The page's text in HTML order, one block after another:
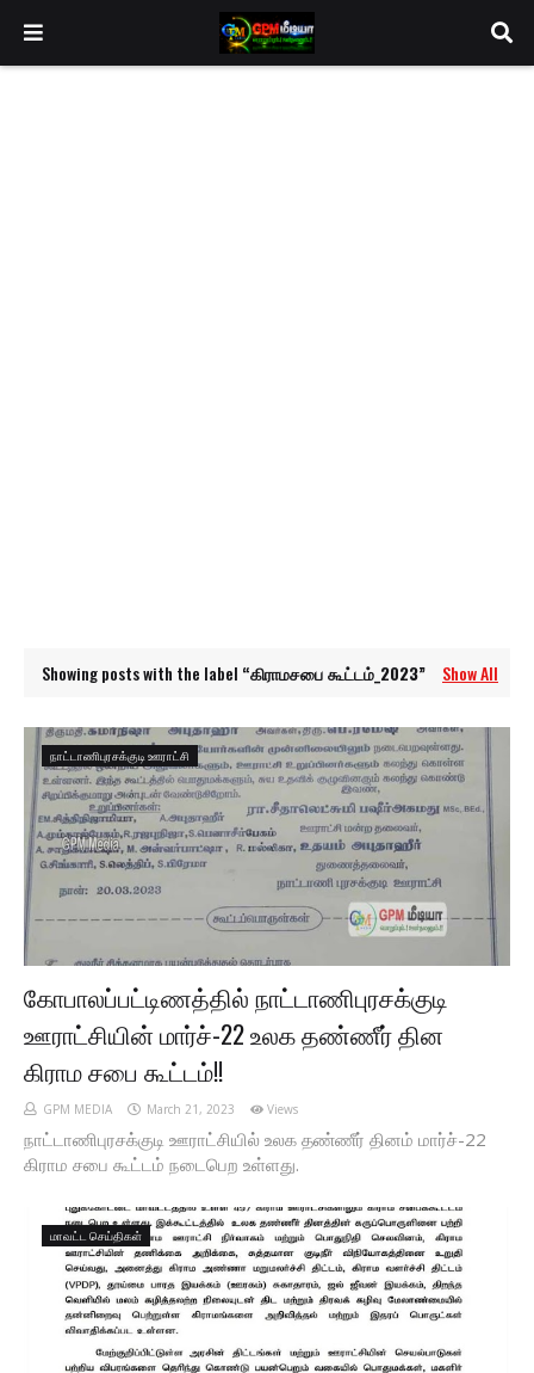
Showing posts with the label கிராமசபை கூட்டம்_2023 Show All
நாட்டாணிபுரசக்குடி ஊராட்சி
கோபாலப்பட்டிணத்தில் நாட்டாணிபுரசக்குடி
ஊராட்சியின் மார்ச்-22 உலக தண்ணீர் தின
கிராம சபை கூட்டம்!!
GPM MEDIA March 21, 2023 Views
நாட்டாணிபுரசக்குடி ஊராட்சியில் உலக தண்ணீர் தினம் மார்ச்-22
கிராம சபை கூட்டம் நடைபெற உள்ளது.
மாவட்ட செய்திகள்